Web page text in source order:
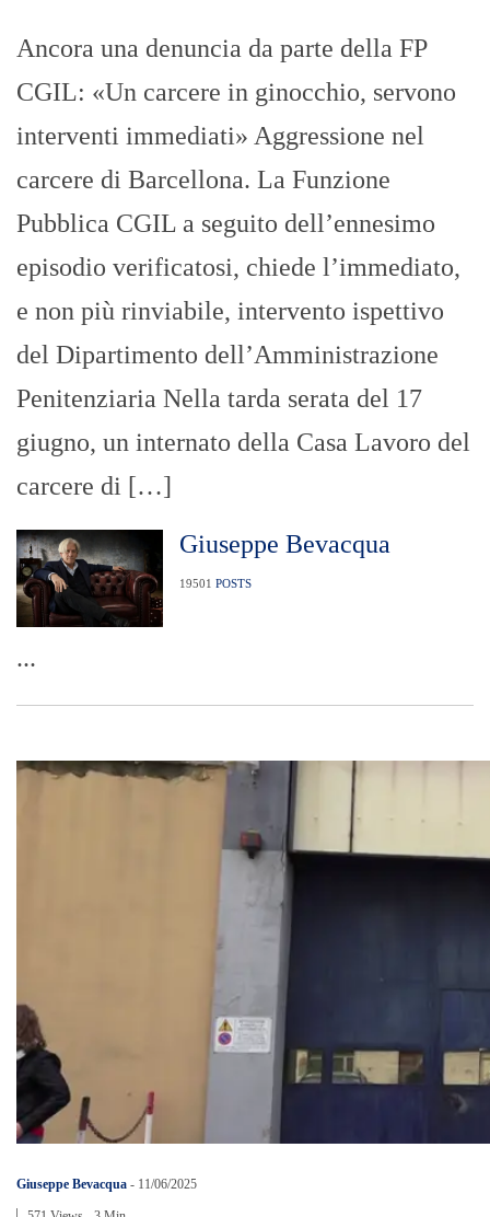
Ancora una denuncia da parte della FP
CGIL: «Un carcere in ginocchio, servono
interventi immediati» Aggressione nel
carcere di Barcellona. La Funzione
Pubblica CGIL a seguito dell’ennesimo
episodio verificatosi, chiede l’immediato,
e non più rinviabile, intervento ispettivo
del Dipartimento dell’Amministrazione
Penitenziaria Nella tarda serata del 17
giugno, un internato della Casa Lavoro del
carcere di […]
Giuseppe Bevacqua
19501 POSTS
...
Giuseppe Bevacqua - 11/06/2025